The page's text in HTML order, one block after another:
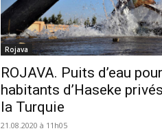
Rojava
ROJAVA. Puits d’eau
habitants d’Haseke
la Turquie
21.08.2020 à 11h05